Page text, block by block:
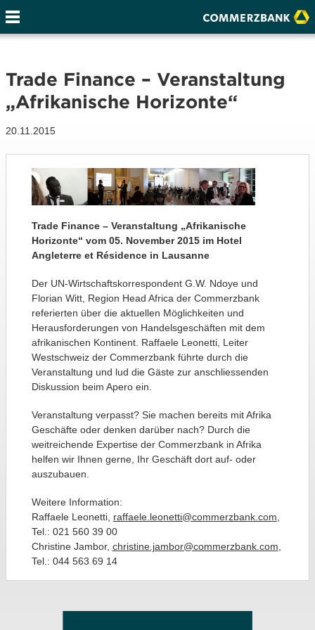
Trade Finance – Veranstaltung
„Afrikanische Horizonte“
20.11.2015
Trade Finance – Veranstaltung „Afrikanische
Horizonte“ vom 05. November 2015 im Hotel
Angleterre et Résidence in Lausanne
Der UN-Wirtschaftskorrespondent G.W. Ndoye und
Florian Witt, Region Head Africa der Commerzbank
referierten über die aktuellen Möglichkeiten und
Herausforderungen von Handelsgeschäften mit dem
afrikanischen Kontinent. Raffaele Leonetti, Leiter
Westschweiz der Commerzbank führte durch die
Veranstaltung und lud die Gäste zur anschliessenden
Diskussion beim Apero ein.
Veranstaltung verpasst? Sie machen bereits mit Afrika
Geschäfte oder denken darüber nach? Durch die
weitreichende Expertise der Commerzbank in Afrika
helfen wir Ihnen gerne, Ihr Geschäft dort auf- oder
auszubauen.
Weitere Information:
Raffaele Leonetti, raffaele.leonetti@commerzbank.com,
Tel.: 021 560 39 00
Christine Jambor, christine.jambor@commerzbank.com,
Tel.: 044 563 69 14